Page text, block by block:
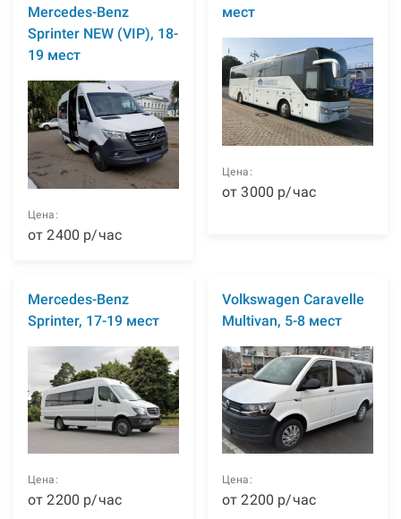
Mercedes-Benz
Sprinter NEW (VIP), 18-
19 мест
Цена:
от2400 р/час
мест
Цена:
от3000 р/час
Mercedes-Benz
Sprinter, 17-19 мест
Цена:
от2200 р/час
Volkswagen Caravelle
Multivan, 5-8 мест
Цена:
от2200 р/час